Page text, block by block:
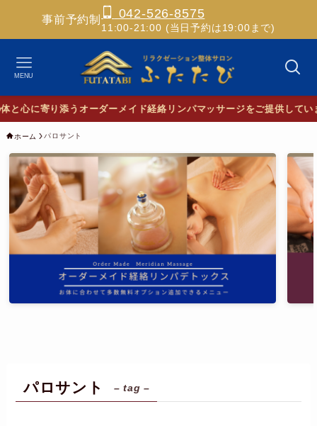
事前予約制 042-526-8575
11:00-21:00 (当日予約は19:00まで)
MENU
に寄り添うオーダーメイド経絡リンパマッサージをご提供していま
ホーム パロサント
パロサント – tag –